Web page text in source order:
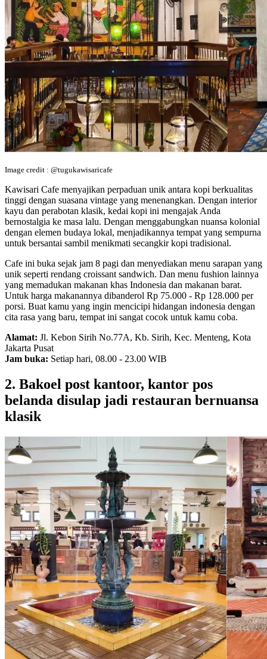
Image credit : @tugukawisaricafe
Kawisari Cafe menyajikan perpaduan unik antara kopi berkualitas
tinggi dengan suasana vintage yang menenangkan. Dengan interior
kayu dan perabotan klasik, kedai kopi ini mengajak Anda
bernostalgia ke masa lalu. Dengan menggabungkan nuansa kolonial
dengan elemen budaya lokal, menjadikannya tempat yang sempurna
untuk bersantai sambil menikmati secangkir kopi tradisional.
Cafe ini buka sejak jam 8 pagi dan menyediakan menu sarapan yang
unik seperti rendang croissant sandwich. Dan menu fushion lainnya
yang memadukan makanan khas Indonesia dan makanan barat.
Untuk harga makanannya dibanderol Rp 75.000 - Rp 128.000 per
porsi. Buat kamu yang ingin mencicipi hidangan indonesia dengan
cita rasa yang baru, tempat ini sangat cocok untuk kamu coba.
Alamat: Jl. Kebon Sirih No.77A, Kb. Sirih, Kec. Menteng, Kota
Jakarta Pusat
Jam buka: Setiap hari, 08.00 - 23.00 WIB
2. Bakoel post kantoor, kantor pos
belanda disulap jadi restauran bernuansa
klasik